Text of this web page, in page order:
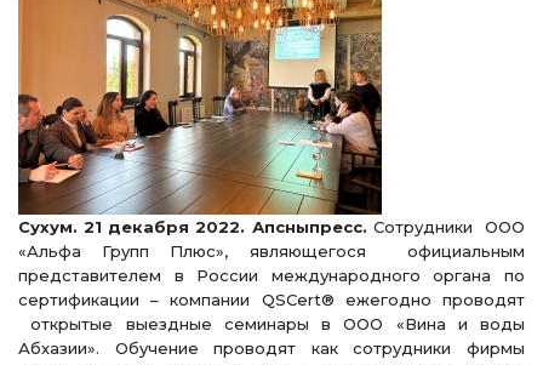
Сухум. 21 декабря 2022. Апсныпресс. Сотрудники ООО
«Альфа Групп Плюс», являющегося официальным
представителем в России международного органа по
сертификации – компании QSCert® ежегодно проводят
открытые выездные семинары в ООО «Вина и воды
Абхазии». Обучение проводят как сотрудники фирмы